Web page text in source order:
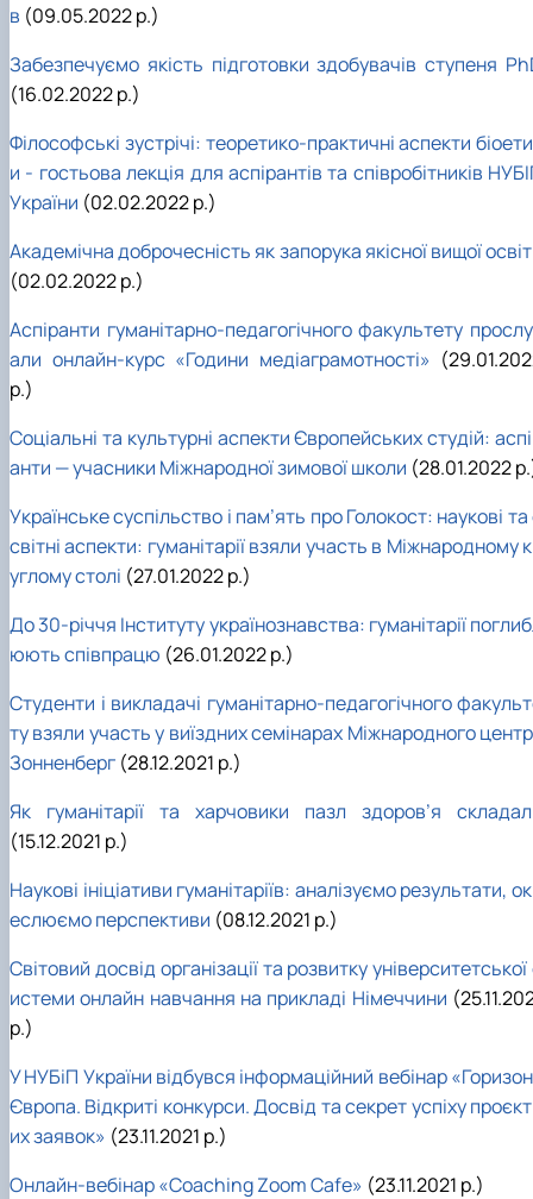
в (09.05.2022 р.)
Забезпечуємо якість підготовки здобувачів ступеня
(16.02.2022 р.)
Філософські зустрічі: теоретико-практичні аспекти
и - гостьова лекція для аспірантів та співробітників
України (02.02.2022 р.)
Академічна доброчесність як запорука якісної вищої
(02.02.2022 р.)
Аспіранти гуманітарно-педагогічного факультету
али онлайн-курс «Години медіаграмотності»
р.)
Соціальні та культурні аспекти Європейських студій:
анти — учасники Міжнародної зимової школи (28.01.2022
Українське суспільство і пам’ять про Голокост: наукові та
світні аспекти: гуманітарії взяли участь в Міжнародному
углому столі (27.01.2022 р.)
До 30-річчя Інституту українознавства: гуманітарії
юють співпрацю (26.01.2022 р.)
Студенти і викладачі гуманітарно-педагогічного
ту взяли участь у виїздних семінарах Міжнародного
Зонненберг (28.12.2021 р.)
Як гуманітарії та харчовики пазл здоров’я
(15.12.2021 р.)
Наукові ініціативи гуманітаріїв: аналізуємо результати,
еслюємо перспективи (08.12.2021 р.)
Світовий досвід організації та розвитку університетської
истеми онлайн навчання на прикладі Німеччини
р.)
У НУБіП України відбувся інформаційний вебінар
Європа. Відкриті конкурси. Досвід та секрет успіху
их заявок» (23.11.2021 р.)
Онлайн-вебінар «Coaching Zoom Cafe» (23.11.2021 р.)